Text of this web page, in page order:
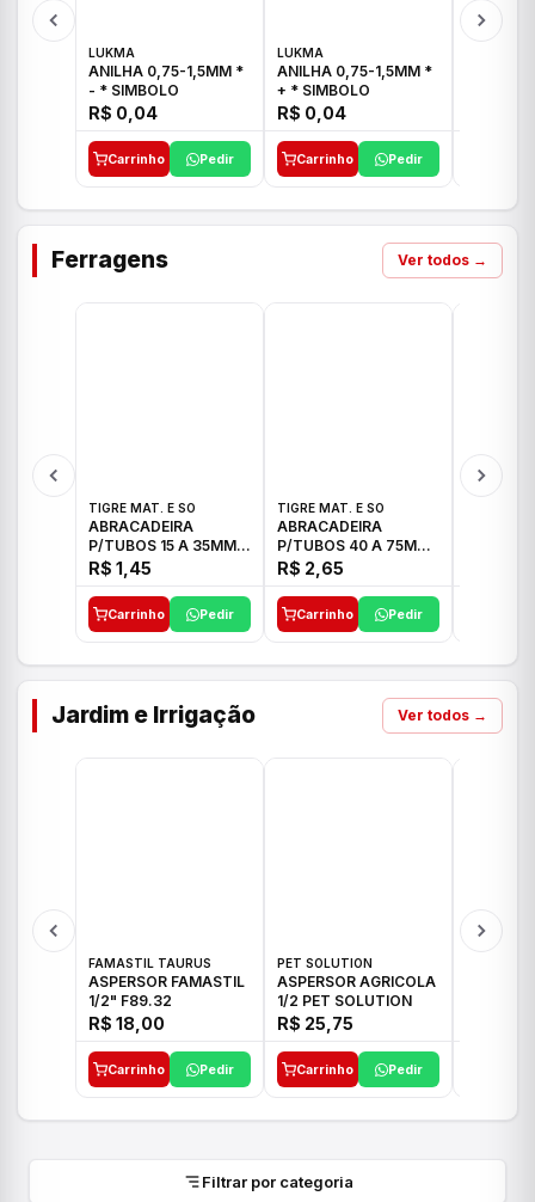
LUKMA
ANILHA 0,75-1,5MM *
- * SIMBOLO
R$ 0,04
Carrinho Pedir
LUKMA
ANILHA 0,75-1,5MM *
+ * SIMBOLO
R$ 0,04
Carrinho Pedir
Ferragens Ver todos →
TIGRE MAT. E SO
ABRACADEIRA
P/TUBOS 15 A 35MM
TIGRE
R$ 1,45
Carrinho Pedir
TIGRE MAT. E SO
ABRACADEIRA
P/TUBOS 40 A 75MM
TIGRE
R$ 2,65
Carrinho Pedir
Jardim e Irrigação Ver todos →
FAMASTIL TAURUS
ASPERSOR FAMASTIL
1/2" F89.32
R$ 18,00
Carrinho Pedir
PET SOLUTION
ASPERSOR AGRICOLA
1/2 PET SOLUTION
R$ 25,75
Carrinho Pedir
Filtrar por categoria